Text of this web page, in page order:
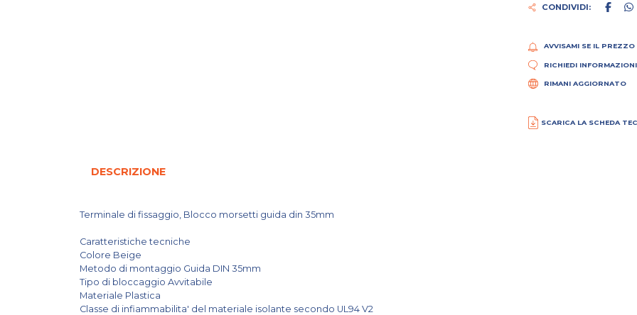
CONDIVIDI:
AVVISAMI SE IL PREZZO
RICHIEDI INFORMAZIONI
RIMANI AGGIORNATO
SCARICA LA SCHEDA
DESCRIZIONE
Terminale di fissaggio, Blocco morsetti guida din 35mm
Caratteristiche tecniche
Colore Beige
Metodo di montaggio Guida DIN 35mm
Tipo di bloccaggio Avvitabile
Materiale Plastica
Classe di infiammabilita' del materiale isolante secondo UL94 V2